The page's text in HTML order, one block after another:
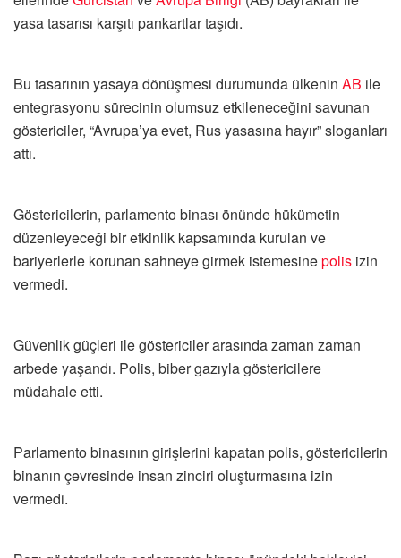
yasa tasarısı karşıtı pankartlar taşıdı.
Bu tasarının yasaya dönüşmesi durumunda ülkenin AB ile
entegrasyonu sürecinin olumsuz etkileneceğini savunan
göstericiler, “Avrupa’ya evet, Rus yasasına hayır” sloganları
attı.
Göstericilerin, parlamento binası önünde hükümetin
düzenleyeceği bir etkinlik kapsamında kurulan ve
bariyerlerle korunan sahneye girmek istemesinepolis izin
vermedi.
Güvenlik güçleri ile göstericiler arasında zaman zaman
arbede yaşandı. Polis, biber gazıyla göstericilere
müdahale etti.
Parlamento binasının girişlerini kapatan polis, göstericilerin
binanın çevresinde insan zinciri oluşturmasına izin
vermedi.